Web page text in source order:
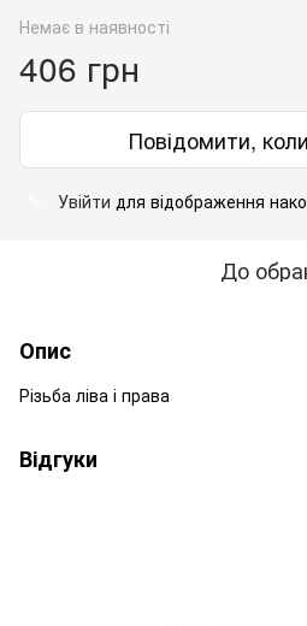
Немає в наявності
406 грн
Повідомити,
Увійти для відображення
До
Опис
Різьба ліва і права
Відгуки